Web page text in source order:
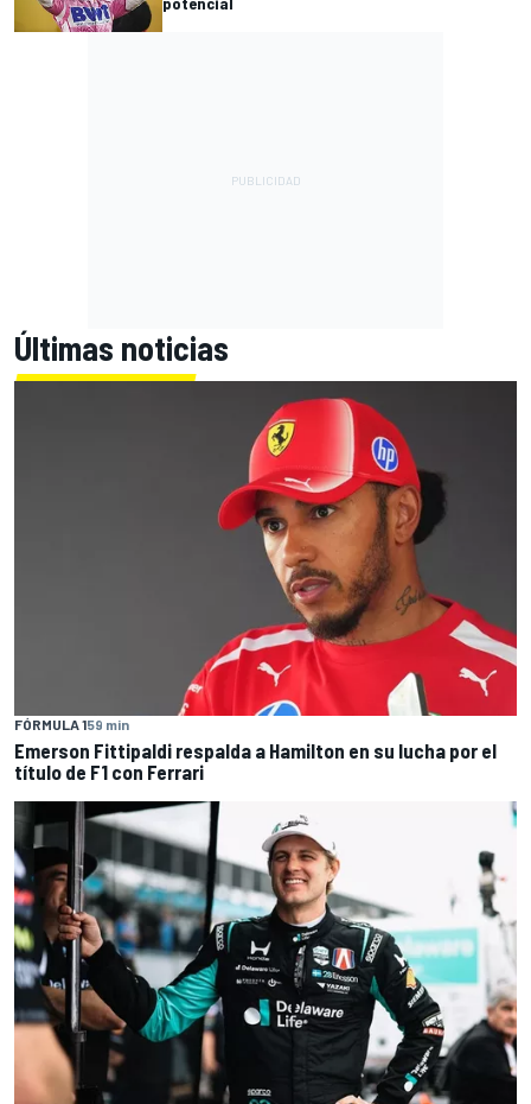
Últimas noticias
FÓRMULA 159 min
Emerson Fittipaldi respalda a Hamilton en su lucha por el
título de F1 con Ferrari